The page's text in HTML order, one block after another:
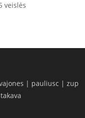
veislės
| pauliusc |zup